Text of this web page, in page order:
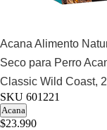
Acana Alimento
Seco para Perro
Classic Wild Coast,
SKU 601221
Acana
$23.990